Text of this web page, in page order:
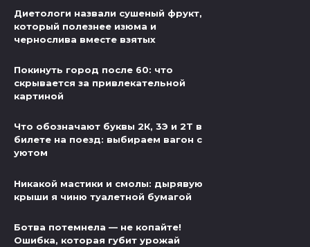
Диетологи назвали сушеный фрукт,
который полезнее изюма и
чернослива вместе взятых
Покинуть город после 60: что
скрывается за привлекательной
картиной
Что обозначают буквы 2К, 3Э и 2Т в
билете на поезд: выбираем вагон с
уютом
Никакой мастики и смолы: дырявую
крыши я чиню туалетной бумагой
Ботва потемнела — не копайте!
Ошибка, которая губит урожай